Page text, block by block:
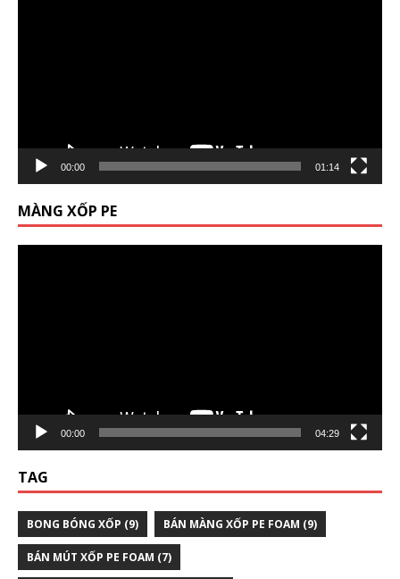
00:00 01:14
MÀNG XỐP PE
00:00 04:29
TAG
BONG BÓNG XỐP (9) BÁN MÀNG XỐP PE FOAM (9)
BÁN MÚT XỐP PE FOAM (7)